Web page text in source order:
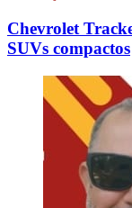
Chevrolet
SUVs compactos